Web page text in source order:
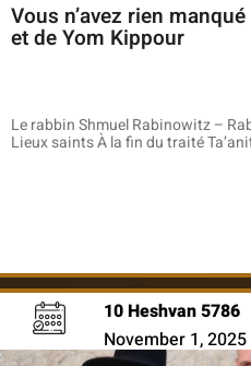
Vous n’avez rien
et de Yom Kippour
Le rabbin Shmuel Rabinowitz –
Lieux saints À la fin du traité
10 Heshvan 5786
November 1, 2025